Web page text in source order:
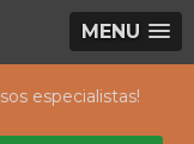
MENU
especialistas!